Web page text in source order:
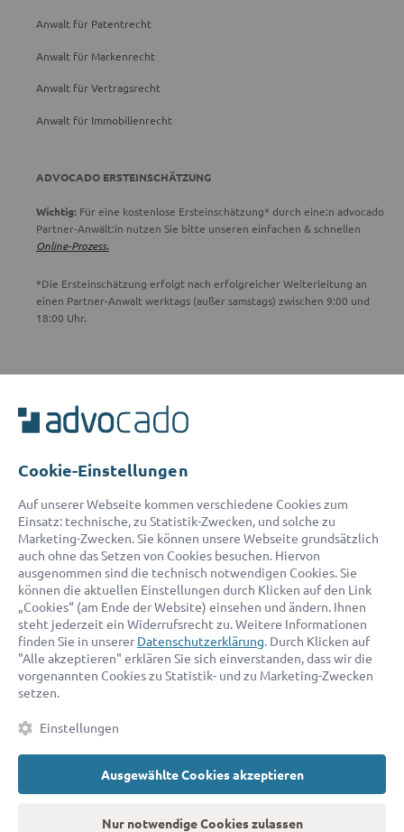
Anwalt für Patentrecht
Anwalt für Markenrecht
Anwalt für Vertragsrecht
Anwalt für Immobilienrecht
ADVOCADO ERSTEINSCHÄTZUNG
Wichtig: Für eine kostenlose Ersteinschätzung* durch eine:n advocado
Partner-Anwält:in nutzen Sie bitte unseren einfachen & schnellen
Online-Prozess.
*Die Ersteinschätzung erfolgt nach erfolgreicher Weiterleitung an
einen Partner-Anwalt werktags (außer samstags) zwischen 9:00 und
18:00 Uhr.
Unser Serviceteam ist von 8:00 bis 17:00 Uhr für Sie erreichbar.
E-Mail:
service@advocado.com
© 2026 advocado - einfach online den passenden Rechtsanwalt finden
Auszeichnungen:
KontaktDatenschutzImpressumFaktenAGB
CookiesBarrierefreiheitserklärung
Cookie-Einstellungen
Auf unserer Webseite kommen verschiedene Cookies zum
Einsatz: technische, zu Statistik-Zwecken, und solche zu
Marketing-Zwecken. Sie können unsere Webseite grundsätzlich
auch ohne das Setzen von Cookies besuchen. Hiervon
ausgenommen sind die technisch notwendigen Cookies. Sie
können die aktuellen Einstellungen durch Klicken auf den Link
„Cookies“ (am Ende der Website) einsehen und ändern. Ihnen
steht jederzeit ein Widerrufsrecht zu. Weitere Informationen
finden Sie in unserer Datenschutzerklärung. Durch Klicken auf
"Alle akzeptieren" erklären Sie sich einverstanden, dass wir die
vorgenannten Cookies zu Statistik- und zu Marketing-Zwecken
setzen.
Einstellungen
Ausgewählte Cookies akzeptieren
Nur notwendige Cookies zulassen